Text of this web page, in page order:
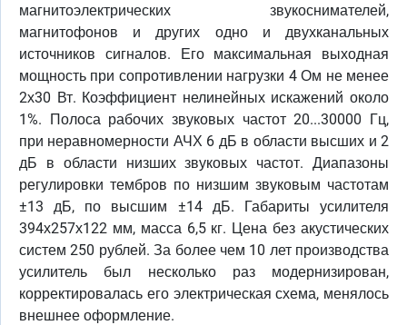
магнитоэлектрических звукоснимателей,
магнитофонов и других одно и двухканальных
источников сигналов. Его максимальная выходная
мощность при сопротивлении нагрузки 4 Ом не менее
2х30 Вт. Коэффициент нелинейных искажений около
1%. Полоса рабочих звуковых частот 20...30000 Гц,
при неравномерности АЧХ 6 дБ в области высших и 2
дБ в области низших звуковых частот. Диапазоны
регулировки тембров по низшим звуковым частотам
±13 дБ, по высшим ±14 дБ. Габариты усилителя
394х257х122 мм, масса 6,5 кг. Цена без акустических
систем 250 рублей. За более чем 10 лет производства
усилитель был несколько раз модернизирован,
корректировалась его электрическая схема, менялось
внешнее оформление.